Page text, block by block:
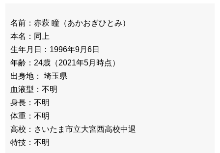
名前：赤萩 瞳（あかおぎひとみ）
本名：同上
生年月日：1996年9月6日
年齢：24歳（2021年5月時点）
出身地： 埼玉県
血液型：不明
身長：不明
体重：不明
高校：さいたま市立大宮西高校中退
特技：不明